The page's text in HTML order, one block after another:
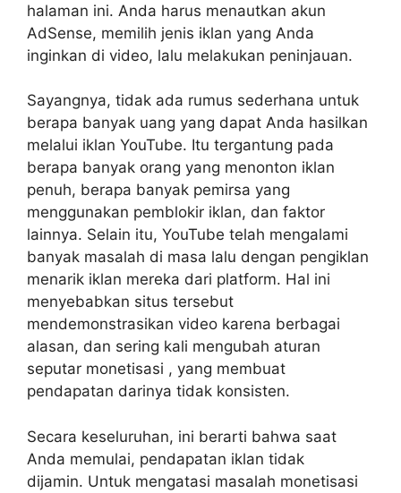
halaman ini. Anda harus menautkan akun
AdSense, memilih jenis iklan yang Anda
inginkan di video, lalu melakukan peninjauan.
Sayangnya, tidak ada rumus sederhana untuk
berapa banyak uang yang dapat Anda hasilkan
melalui iklan YouTube. Itu tergantung pada
berapa banyak orang yang menonton iklan
penuh, berapa banyak pemirsa yang
menggunakan pemblokir iklan, dan faktor
lainnya. Selain itu, YouTube telah mengalami
banyak masalah di masa lalu dengan pengiklan
menarik iklan mereka dari platform. Hal ini
menyebabkan situs tersebut
mendemonstrasikan video karena berbagai
alasan, dan sering kali mengubah aturan
seputar monetisasi , yang membuat
pendapatan darinya tidak konsisten.
Secara keseluruhan, ini berarti bahwa saat
Anda memulai, pendapatan iklan tidak
dijamin. Untuk mengatasi masalah monetisasi